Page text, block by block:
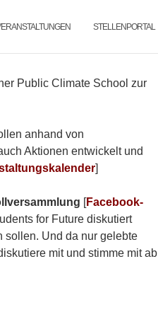
STELLENPORTAL
Public Climate School zur
anhand von
Aktionen entwickelt und
]
[Facebook-
for Future diskutiert
sollen. Und da nur gelebte
mit und stimme mit ab